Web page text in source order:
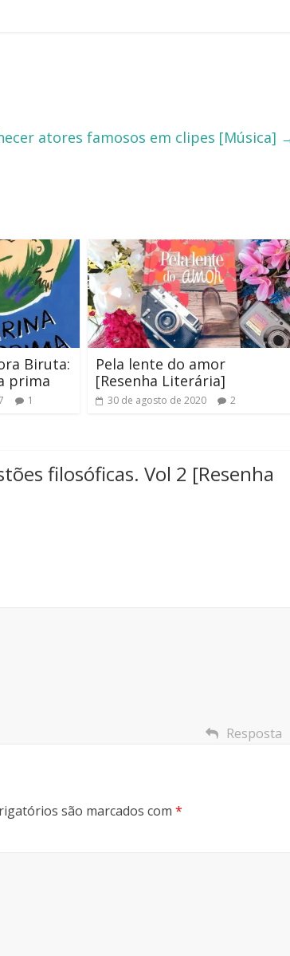
atores famosos em clipes [Música]
Biruta:
prima
1
Pela lente do amor
[Resenha Literária]
30 de agosto de 2020 2
filosóficas. Vol 2 [Resenha
Resposta
são marcados com *